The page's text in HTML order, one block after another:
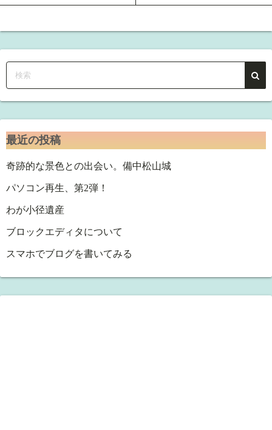
最近の投稿
奇跡的な景色との出会い。備中松山城
パソコン再生、第2弾！
わが小径遺産
ブロックエディタについて
スマホでブログを書いてみる